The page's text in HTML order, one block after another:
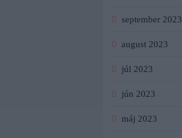
september 2023
august 2023
júl 2023
jún 2023
máj 2023